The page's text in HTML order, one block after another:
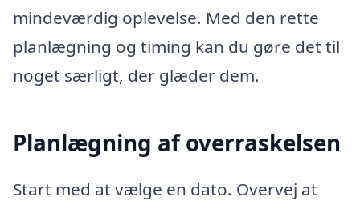
mindeværdig oplevelse. Med den rette
planlægning og timing kan du gøre det til
noget særligt, der glæder dem.
Planlægning af overraskelsen
Start med at vælge en dato. Overvej at